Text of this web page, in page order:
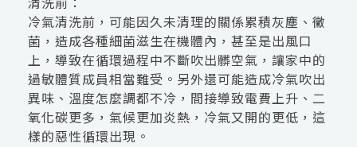
冷氣清洗前，可能因久未清理的關係累積灰塵、黴
菌，造成各種細菌滋生在機體內，甚至是出風口
上，導致在循環過程中不斷吹出髒空氣，讓家中的
過敏體質成員相當難受。另外還可能造成冷氣吹出
異味、溫度怎麼調都不冷，間接導致電費上升、二
氧化碳更多，氣候更加炎熱，冷氣又開的更低，這
樣的惡性循環出現。